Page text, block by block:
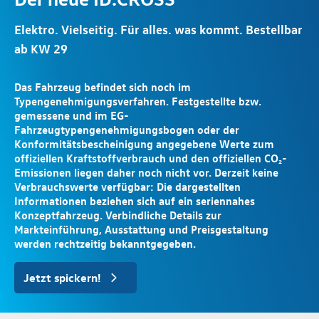
Elektro. Vielseitig. Für alles. was kommt. Bestellbar
ab KW 29
Das Fahrzeug befindet sich noch im
Typengenehmigungsverfahren. Festgestellte bzw.
gemessene und im EG-
Fahrzeugtypengenehmigungsbogen oder der
Konformitätsbescheinigung angegebene Werte zum
offiziellen Kraftstoffverbrauch und den offiziellen CO₂-
Emissionen liegen daher noch nicht vor. Derzeit keine
Verbrauchswerte verfügbar: Die dargestellten
Informationen beziehen sich auf ein seriennahes
Konzeptfahrzeug. Verbindliche Details zur
Markteinführung, Ausstattung und Preisgestaltung
werden rechtzeitig bekanntgegeben.
Jetzt spickern!
Gebrauchtwagen mit
Sonderfinanzierung ab 1,49%
1,49%¹ (> 36 Monate: 2,49 %) für T‑Roc, Golf Lim.
2,49%¹ (> 36 Monate: 3,49 %) alle ID.-Modelle, Taigo, Golf
Variant, Touran, Tiguan, Touareg
3,99%¹ (> 36 Monate: 4,99 %) für alle weiteren junge
Gebrauchtwagen Modelle
Für alle Modelle gibt es auch attraktive
Leasingkonditionen. Bis zum 30.09.2026.
¹ Ein Angebot für private Einzelabnehmer der Volkswagen
bei uns.
Elektrische Rebellion für die Stadt.
Jetzt Probefahrt sichern
Entfalte dein Potenzial in einem Umfeld, das
Leistung wertschätzt.
Offene Stellen ansehen